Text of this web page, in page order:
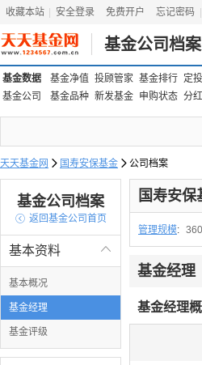
收藏本站 安全登录 免费开户 忘记密码
基金公司档案
基金数据 基金净值 投顾管家 基金排行 定投
基金公司
基金品种 新发基金 申购状态 分红
天天基金网  国寿安保基金  公司档案
基金公司档案
 返回基金公司首页

基本资料
基本概况
基金经理
基金评级
国寿安保
管理规模:
基金经理
基金经理